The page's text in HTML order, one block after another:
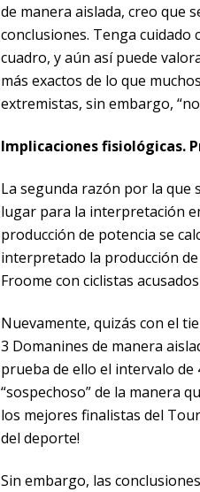
de manera aislada, creo que
conclusiones. Tenga cuidado
cuadro, y aún así puede
más exactos de lo que
extremistas, sin embargo,
Implicaciones fisiológicas.
La segunda razón por la que
lugar para la interpretación
producción de potencia se
interpretado la producción
Froome con ciclistas
Nuevamente, quizás con el
3 Domanines de manera
prueba de ello el intervalo de
“sospechoso” de la manera
los mejores finalistas del
del deporte!
Sin embargo, las